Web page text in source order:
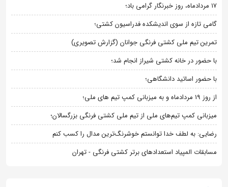
۱۷ مردادماه، روز خبرنگار گرامی باد؛
گامی تازه از سوی اندیشکده فدراسیون کشتی؛
تمرین تیم ملی کشتی فرنگی جوانان (گزارش تصویری)
با حضور در خانه کشتی شیراز انجام شد؛
با حضور اساتید دانشگاهی؛
از روز 19 مردادماه و به میزبانی کمپ تیم های ملی؛
میزبانی کمپ تیم‌های ملی از تیم ملی کشتی فرنگی بزرگسالان؛
رضایی: به لطف خدا توانستم خوشرنگ‌ترین مدال را کسب کنم
مسابقات المپیاد استعدادهای برتر کشتی فرنگی - تهران